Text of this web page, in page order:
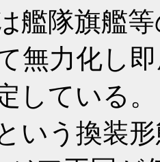
艦隊旗艦
無力化し
している。
いう換装